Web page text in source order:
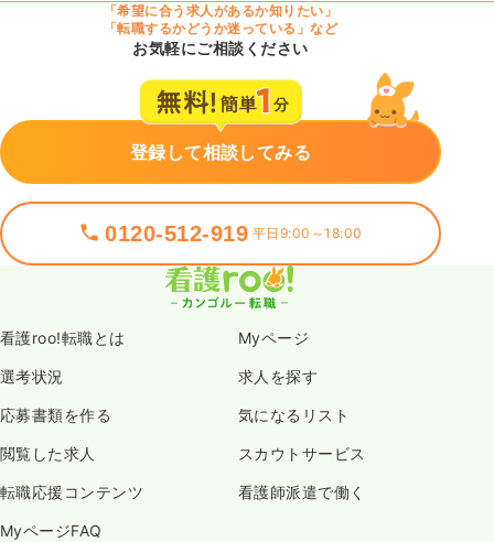
「希望に合う求人があるか知りたい」
「転職するかどうか迷っている」など
お気軽にご相談ください
登録して相談してみる
0120-512-919 平日9:00～18:00
看護roo!転職とは Myページ
選考状況 求人を探す
応募書類を作る 気になるリスト
閲覧した求人 スカウトサービス
転職応援コンテンツ 看護師派遣で働く
MyページFAQ